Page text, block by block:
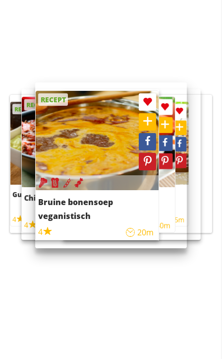
RECEPT
Guacamole
4
RECEPT
Chili con carne
4 45m
RECEPT
Bruine bonensoep
veganistisch
4
20m
RECEPT
Sushi rijstsalade
maaltijdsalade
40m
RECEPT
4 55m